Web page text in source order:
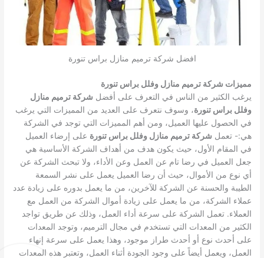
افضل شركة ترميم منازل براس تنورة
مميزات شركة ترميم منازل وفلل براس تنورة
يرغب الكثير من الناس في التعرف على أفضل شركة ترميم منازل
وفلل براس تنورة، وسوف نتعرف على العديد من المميزات التي يرغب
في الحصول عليها العميل، ومن أهم المميزات التي توجد في الشركة
هي:- تعمل شركة ترميم منازل وفلل براس تنورة على إرضاء العميل
في المقام الأول، حيث يكون هدف من أهداف الشركة الأساسية هي
جعل العميل في رضا تام عن العمل وعن الأداء، ولا تبحث الشركة عن
أي نوع من الأموال، حيث أن رضا العميل يعمل على نشر السمعة
الطيبة والحسنة عن الشركة للآخرين، من ما يعمل بدوره على زيادة عدد
عملاء الشركة، من ما يعمل على زيادة أموال الشركة من العمل مع
العملاء.تعمل الشركة على سرعة أداء العمل، وذلك عن طريق تواجد
الكثير من المعدات التي تستخدم في مجال الترميم، وتوجد المعدات
على أحدث نوع أو أحدث طراز موجود، وهذا يعمل على سرعة إنهاء
العمل، ويعمل أيضاً على وجود الجودة أثناء العمل، وتعتبر هذه المعدات